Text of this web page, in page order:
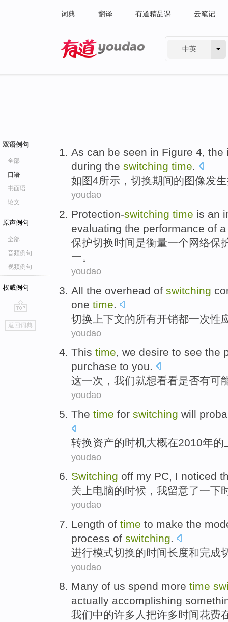
词典 翻译 有道精品课 云笔记
中英
双语例句
全部
口语
书面语
论文
原声例句
全部
音频例句
视频例句
权威例句
go
top
返回词典
As can be seen in Figure 4, the
during the switching time.
如图4所示， 切换期间的图像发生
youdao
Protection-switching time is an
evaluating the performance of
保护切换时间是衡量一个网络保
一。
youdao
All the overhead of switching
one time
切换 上下文的所有开销都一次性
youdao
This time, we desire to see the
purchase to you.
这一次 ， 我们就想看看是否有可
youdao
The time for switching will
转换资产的时机大概在2010年的
youdao
Switching off my PC, I noticed
关上电脑的时候， 我留意了一下
youdao
Length of time to make the
process of switching.
进行模式切换的时间长度和完成
youdao
Many of us spend more time
actually accomplishing
我们中的许多 人 把许多时间花费